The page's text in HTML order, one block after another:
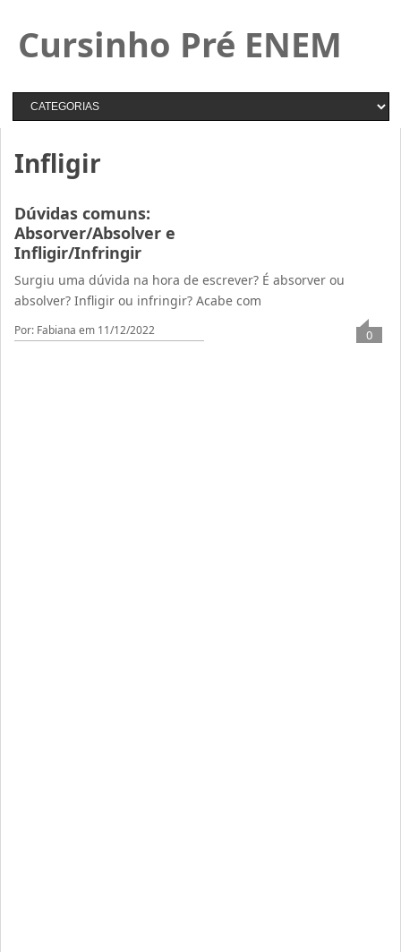
Cursinho Pré ENEM
Infligir
Dúvidas comuns:
Absorver/Absolver e
Infligir/Infringir
Surgiu uma dúvida na hora de escrever? É absorver ou
absolver? Infligir ou infringir? Acabe com
Por: Fabiana em 11/12/2022 0